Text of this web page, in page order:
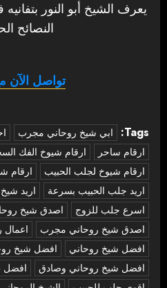
يعرف الشيخ أبو النور
النصائح
تواصل الآن
Tags: ‏ابي شيخ روحاني مجرب
ارقام ساحر
ارقام شيوخ الفك
ارقام شيوخ لجلب الحبيب
ارقام
اريد جلب الحبيب بسرعة
اريد
اسرع جلب للزوج
اصدق شيخ
اصدق شيخ روحاني مجرب
اعمال
افضل شيخ روحاني
افضل شيخ
افضل شيخ روحاني وصادق
افضل